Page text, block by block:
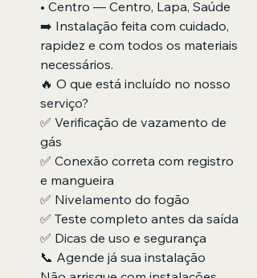
• Centro — Centro, Lapa, Saúde
➡️ Instalação feita com cuidado,
rapidez e com todos os materiais
necessários.
🔥 O que está incluído no nosso
serviço?
✅ Verificação de vazamento de
gás
✅ Conexão correta com registro
e mangueira
✅ Nivelamento do fogão
✅ Teste completo antes da saída
✅ Dicas de uso e segurança
📞 Agende já sua instalação